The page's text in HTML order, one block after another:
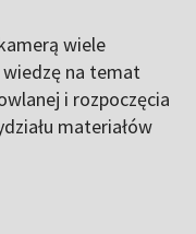
wiele
wiedzę na temat
i rozpoczęcia
materiałów